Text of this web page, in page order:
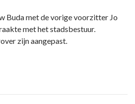
Buda met de vorige voorzitter Jo
met het stadsbestuur.
zijn aangepast.